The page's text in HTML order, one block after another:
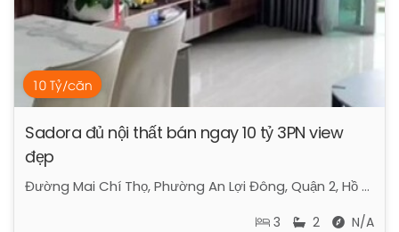
10 Tỷ/căn
Sadora đủ nội thất bán ngay 10 tỷ 3PN view
đẹp
Đường Mai Chí Thọ, Phường An Lợi Đông, Quận 2, Hồ Chí Minh
3 2 N/A